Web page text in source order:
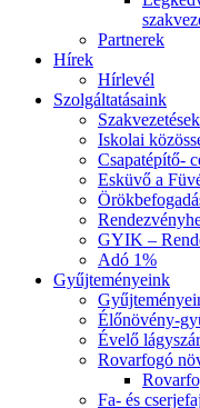
Partnerek
Hírek
Hírlevél
Szolgáltatásaink
Szakvezetések
Iskolai
Csapatépítő-
Esküvő a
GYIK –
Adó 1%
Gyűjteményeink
Élőnövény-
Évelő
Rovarfogó
Fa- és